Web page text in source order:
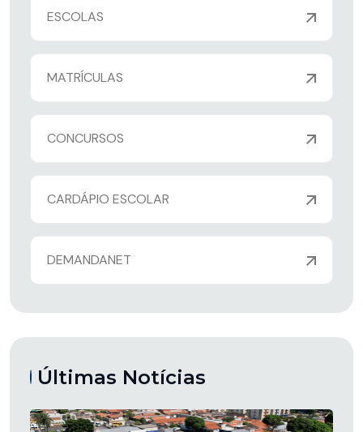
ESCOLAS
MATRÍCULAS
CONCURSOS
CARDÁPIO ESCOLAR
DEMANDANET
Últimas Notícias